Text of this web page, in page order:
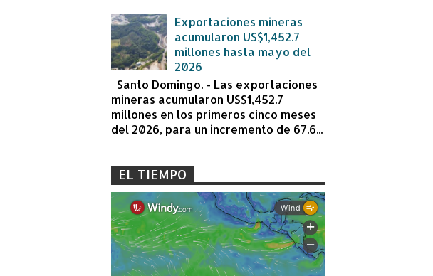
Exportaciones mineras
acumularon US$1,452.7
millones hasta mayo del
2026
Santo Domingo. - Las exportaciones
mineras acumularon US$1,452.7
millones en los primeros cinco meses
del 2026, para un incremento de 67.6...
EL TIEMPO